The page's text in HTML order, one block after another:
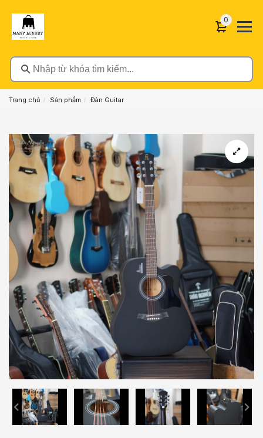
Nhập từ khóa tìm kiếm...
00 sản
Trang chủ Sản phẩm Đàn Guitar